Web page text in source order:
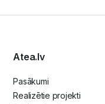
Atea.lv
Pasākumi
Realizētie projekti